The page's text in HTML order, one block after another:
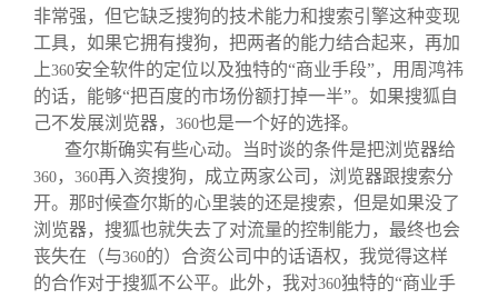
非常强，但它缺乏搜狗的技术能力和搜索引擎这种变现
工具，如果它拥有搜狗，把两者的能力结合起来，再加
上360安全软件的定位以及独特的“商业手段”，用周鸿祎
的话，能够“把百度的市场份额打掉一半”。如果搜狐自
己不发展浏览器， 360也是一个好的选择。
查尔斯确实有些心动。当时谈的条件是把浏览器给
360 ， 360再入资搜狗，成立两家公司，浏览器跟搜索分
开。那时候查尔斯的心里装的还是搜索，但是如果没了
浏览器，搜狐也就失去了对流量的控制能力，最终也会
丧失在（与360的）合资公司中的话语权，我觉得这样
的合作对于搜狐不公平。此外，我对360独特的“商业手